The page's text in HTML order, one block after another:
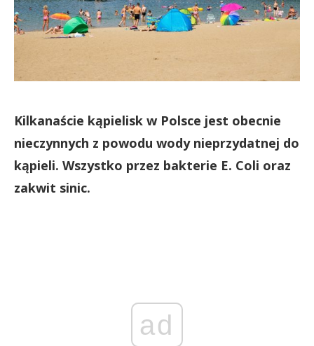
Kilkanaście kąpielisk w Polsce jest obecnie
nieczynnych z powodu wody nieprzydatnej do
kąpieli. Wszystko przez bakterie E. Coli oraz
zakwit sinic.
ad